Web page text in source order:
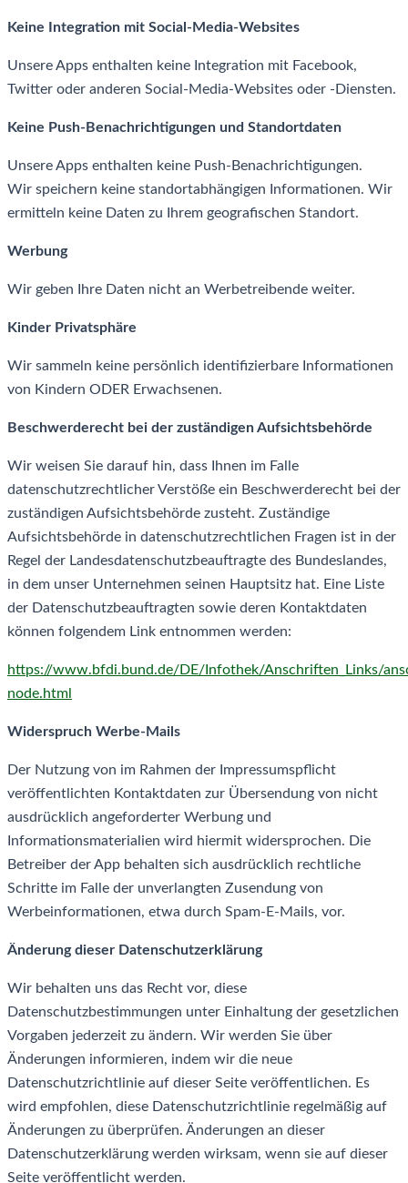
Keine Integration mit Social-Media-Websites
Unsere Apps enthalten keine Integration mit Facebook,
Twitter oder anderen Social-Media-Websites oder -Diensten.
Keine Push-Benachrichtigungen und Standortdaten
Unsere Apps enthalten keine Push-Benachrichtigungen.
Wir speichern keine standortabhängigen Informationen. Wir
ermitteln keine Daten zu Ihrem geografischen Standort.
Werbung
Wir geben Ihre Daten nicht an Werbetreibende weiter.
Kinder Privatsphäre
Wir sammeln keine persönlich identifizierbare Informationen
von Kindern ODER Erwachsenen.
Beschwerderecht bei der zuständigen Aufsichtsbehörde
Wir weisen Sie darauf hin, dass Ihnen im Falle
datenschutzrechtlicher Verstöße ein Beschwerderecht bei der
zuständigen Aufsichtsbehörde zusteht. Zuständige
Aufsichtsbehörde in datenschutzrechtlichen Fragen ist in der
Regel der Landesdatenschutzbeauftragte des Bundeslandes,
in dem unser Unternehmen seinen Hauptsitz hat. Eine Liste
der Datenschutzbeauftragten sowie deren Kontaktdaten
können folgendem Link entnommen werden:
https://www.bfdi.bund.de/DE/Infothek/Anschriften_Links/
node.html
Widerspruch Werbe-Mails
Der Nutzung von im Rahmen der Impressumspflicht
veröffentlichten Kontaktdaten zur Übersendung von nicht
ausdrücklich angeforderter Werbung und
Informationsmaterialien wird hiermit widersprochen. Die
Betreiber der App behalten sich ausdrücklich rechtliche
Schritte im Falle der unverlangten Zusendung von
Werbeinformationen, etwa durch Spam-E-Mails, vor.
Änderung dieser Datenschutzerklärung
Wir behalten uns das Recht vor, diese
Datenschutzbestimmungen unter Einhaltung der gesetzlichen
Vorgaben jederzeit zu ändern. Wir werden Sie über
Änderungen informieren, indem wir die neue
Datenschutzrichtlinie auf dieser Seite veröffentlichen. Es
wird empfohlen, diese Datenschutzrichtlinie regelmäßig auf
Änderungen zu überprüfen. Änderungen an dieser
Datenschutzerklärung werden wirksam, wenn sie auf dieser
Seite veröffentlicht werden.